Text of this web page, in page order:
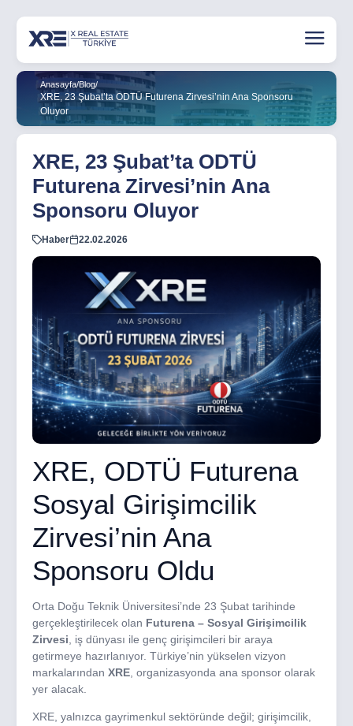
Anasayfa/Blog/
XRE, 23 Şubat’ta ODTÜ Futurena Zirvesi’nin Ana Sponsoru
Oluyor
XRE, 23 Şubat’ta ODTÜ
Futurena Zirvesi’nin Ana
Sponsoru Oluyor
Haber 22.02.2026
XRE, ODTÜ Futurena
Sosyal Girişimcilik
Zirvesi’nin Ana
Sponsoru Oldu
Orta Doğu Teknik Üniversitesi’nde 23 Şubat tarihinde
gerçekleştirilecek olan Futurena – Sosyal Girişimcilik
Zirvesi , iş dünyası ile genç girişimcileri bir araya
getirmeye hazırlanıyor. Türkiye’nin yükselen vizyon
markalarından XRE , organizasyonda ana sponsor olarak
yer alacak.
XRE, yalnızca gayrimenkul sektöründe değil; girişimcilik,